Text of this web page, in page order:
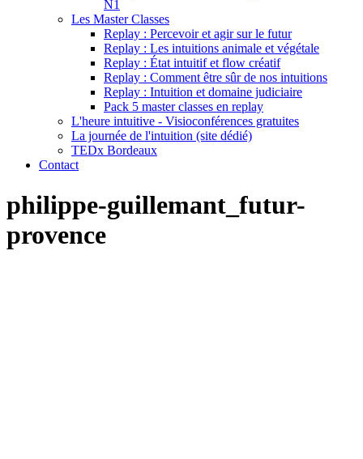
N1
Les Master Classes
Replay : Percevoir et agir sur le futur
Replay : Les intuitions animale et végétale
Replay : État intuitif et flow créatif
Replay : Comment être sûr de nos intuitions
Replay : Intuition et domaine judiciaire
Pack 5 master classes en replay
L'heure intuitive - Visioconférences gratuites
La journée de l'intuition (site dédié)
TEDx Bordeaux
Contact
philippe-guillemant_futur-
provence